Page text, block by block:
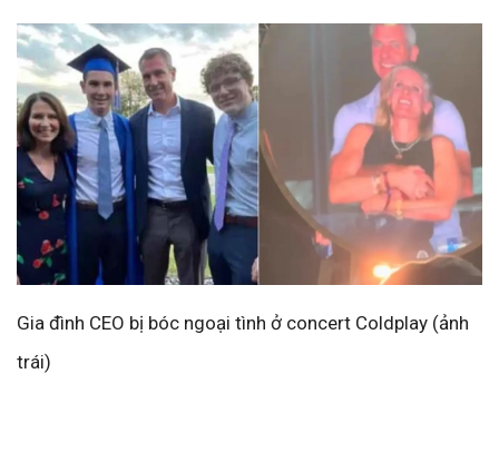
Gia đình CEO bị bóc ngoại tình ở concert Coldplay (ảnh
trái)